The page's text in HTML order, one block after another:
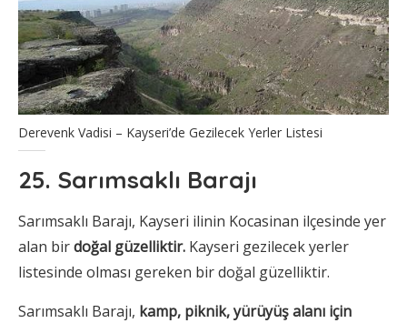
Derevenk Vadisi – Kayseri’de Gezilecek Yerler Listesi
25. Sarımsaklı Barajı
Sarımsaklı Barajı, Kayseri ilinin Kocasinan ilçesinde yer
alan birdoğal güzelliktir. Kayseri gezilecek yerler
listesinde olması gereken bir doğal güzelliktir.
Sarımsaklı Barajı, kamp, piknik, yürüyüş alanı için